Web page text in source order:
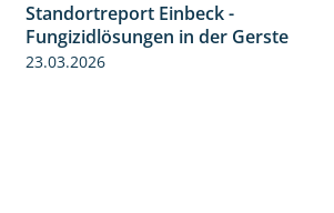
Standortreport Einbeck -
Fungizidlösungen in der Gerste
23.03.2026